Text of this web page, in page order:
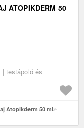
ATOPIKDERM 50
testápoló és
Atopikderm 50 ml